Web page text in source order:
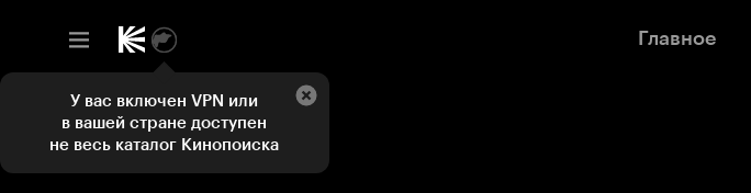
Главное
У вас включен VPN или
в вашей стране доступен
не весь каталог Кинопоиска